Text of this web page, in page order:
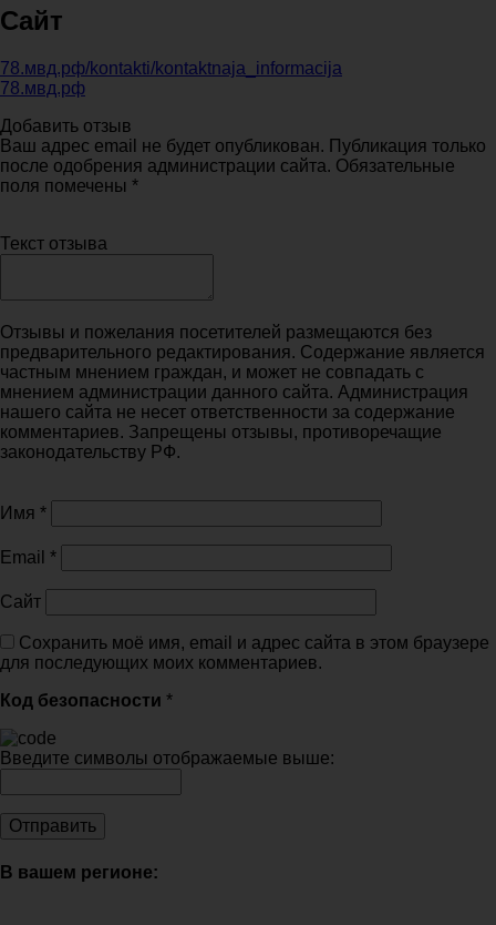
Сайт
78.мвд.рф/kontakti/kontaktnaja_informacija
78.мвд.рф
Добавить отзыв
Ваш адрес email не будет опубликован. Публикация только
после одобрения администрации сайта. Обязательные
поля помечены *
Текст отзыва
Отзывы и пожелания посетителей размещаются без
предварительного редактирования. Содержание является
частным мнением граждан, и может не совпадать с
мнением администрации данного сайта. Администрация
нашего сайта не несет ответственности за содержание
комментариев. Запрещены отзывы, противоречащие
законодательству РФ.
Имя *
Email *
Сайт
Сохранить моё имя, email и адрес сайта в этом браузере
для последующих моих комментариев.
Код безопасности *
Введите символы отображаемые выше:
В вашем регионе: